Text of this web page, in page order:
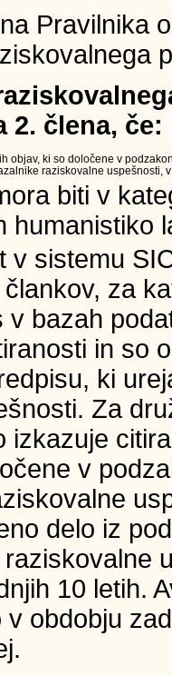
Pravilnika
2. člena, če:
objav, ki so določene v
raziskovalne uspešnosti,
biti v
humanistiko
v sistemu
za
v bazah
in so
ki
Za
izkazuje
v
delo iz
10 letih.
v obdobju